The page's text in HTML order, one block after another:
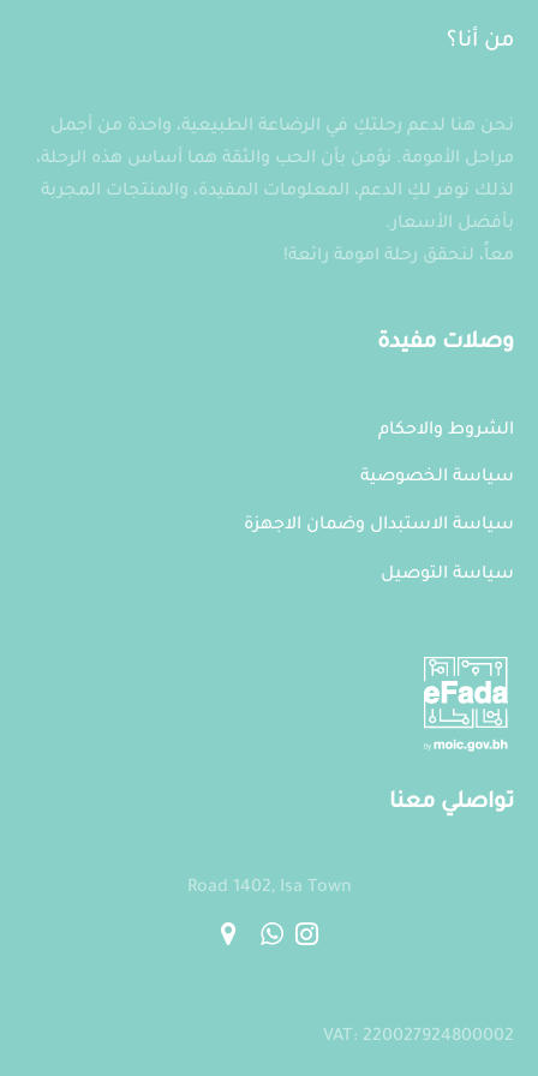
لهذا
اختيار
الخيارات
على
صفحة
المنتج
الخيارات
صفحة
من أنا؟
نحن هنا لدعم رحلتكِ في الرضاعة الطبيعية، واحدة من أجمل
مراحل الأمومة. نؤمن بأن الحب والثقة هما أساس هذه الرحلة،
لذلك نوفر لكِ الدعم، المعلومات المفيدة، والمنتجات المجربة
بأفضل الأسعار.
معاً، لنحقق رحلة امومة رائعة!
وصلات مفيدة
الشروط والاحكام
سياسة الخصوصية
سياسة الاستبدال وضمان الاجهزة
سياسة التوصيل
تواصلي معنا
Road 1402, Isa Town
VAT: 220027924800002